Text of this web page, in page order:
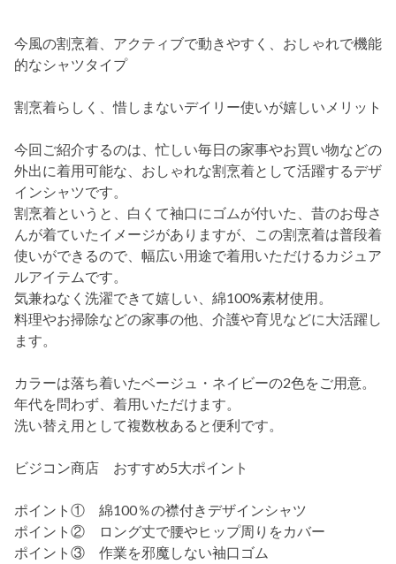
今風の割烹着、アクティブで動きやすく、おしゃれで機能
的なシャツタイプ
割烹着らしく、惜しまないデイリー使いが嬉しいメリット
今回ご紹介するのは、忙しい毎日の家事やお買い物などの
外出に着用可能な、おしゃれな割烹着として活躍するデザ
インシャツです。
割烹着というと、白くて袖口にゴムが付いた、昔のお母さ
んが着ていたイメージがありますが、この割烹着は普段着
使いができるので、幅広い用途で着用いただけるカジュア
ルアイテムです。
気兼ねなく洗濯できて嬉しい、綿100%素材使用。
料理やお掃除などの家事の他、介護や育児などに大活躍し
ます。
カラーは落ち着いたベージュ・ネイビーの2色をご用意。
年代を問わず、着用いただけます。
洗い替え用として複数枚あると便利です。
ビジコン商店 おすすめ5大ポイント
ポイント① 綿100％の襟付きデザインシャツ
ポイント② ロング丈で腰やヒップ周りをカバー
ポイント③ 作業を邪魔しない袖口ゴム